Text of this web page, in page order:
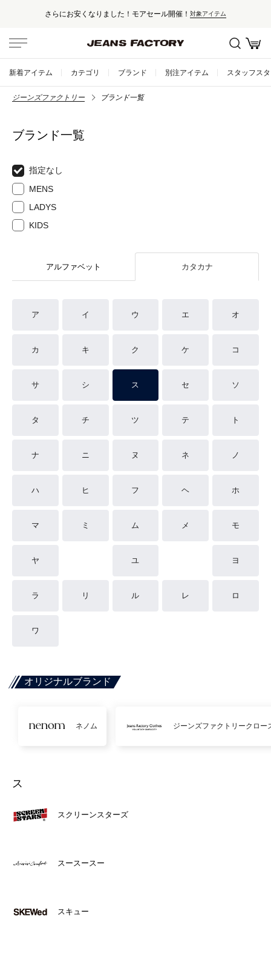
さらにお安くなりました！モアセール開催！ 対象アイテム
新着アイテム カテゴリ ブランド 別注アイテム スタッフス
ジーンズファクトリー ブランド一覧
ブランド一覧
指定なし
MENS
LADYS
KIDS
アルファベット カタカナ
ア イ ウ エ オ
カ キ ク ケ コ
サ シ ス セ ソ
タ チ ツ テ ト
ナ ニ ヌ ネ ノ
ハ ヒ フ ヘ ホ
マ ミ ム メ モ
ヤ ユ ヨ
ラ リ ル レ ロ
ワ
オリジナルブランド
ネノム ジーンズファクトリークロー
ス
スクリーンスターズ
スースースー
スキュー